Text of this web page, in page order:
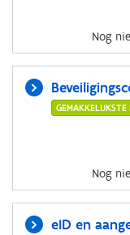
Nog
GEMAKKELIJKSTE
Nog
eID en